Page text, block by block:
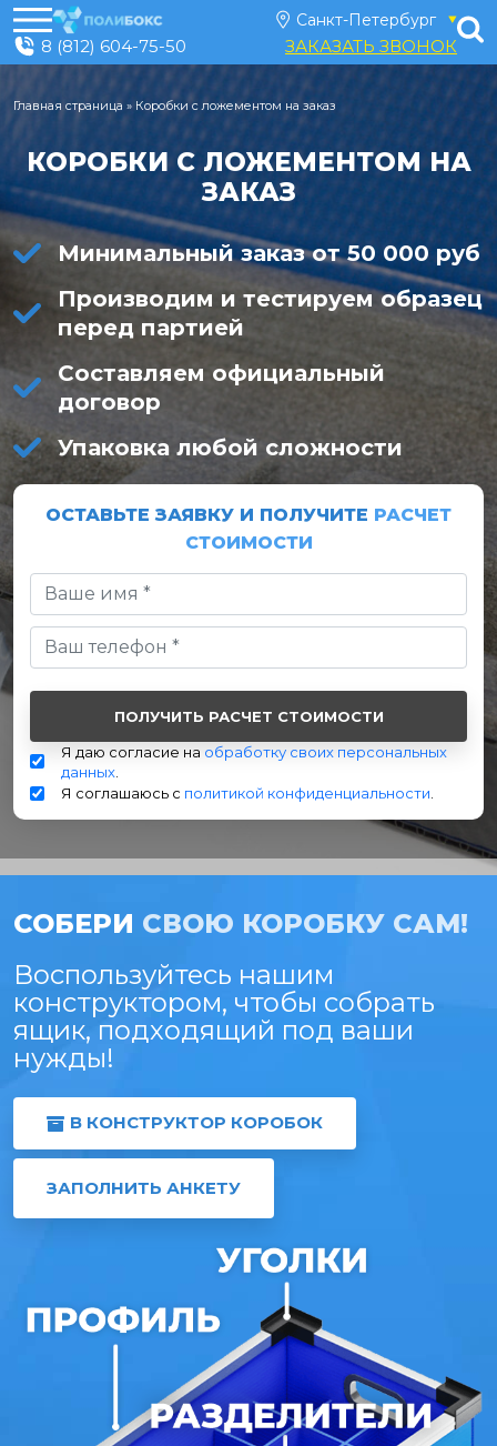
8 (812) 604-75-50 ЗАКАЗАТЬ ЗВОНОК
Главная страница » Коробки с ложементом на заказ
КОРОБКИ С ЛОЖЕМЕНТОМ НА
ЗАКАЗ
Минимальный заказ от 50 000 руб
Производим и тестируем образец
перед партией
Составляем официальный
договор
Упаковка любой сложности
ОСТАВЬТЕ ЗАЯВКУ И ПОЛУЧИТЕ РАСЧЕТ
СТОИМОСТИ
Я даю согласие на обработку своих персональных
данных
Я соглашаюсь с политикой конфиденциальности
СОБЕРИ СВОЮ КОРОБКУ САМ!
Воспользуйтесь нашим
конструктором, чтобы собрать
ящик, подходящий под ваши
нужды!
В КОНСТРУКТОР КОРОБОК
ЗАПОЛНИТЬ АНКЕТУ